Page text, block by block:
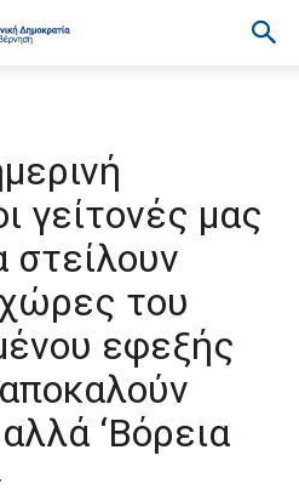
γείτονές μας
στείλουν
του
εφεξής
‘Βόρεια